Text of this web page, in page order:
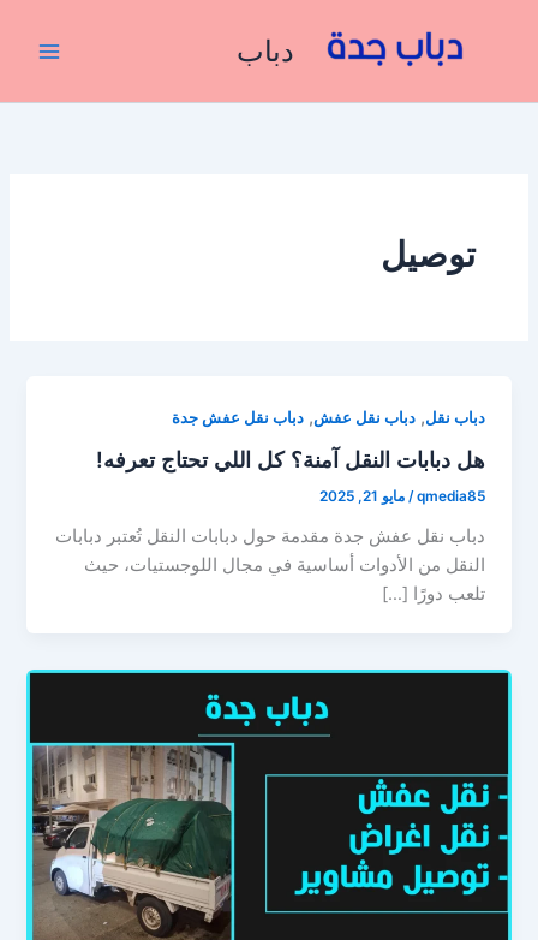
دباب
توصيل
دباب نقل,دباب نقل عفش,دباب نقل عفش جدة
هل دبابات النقل آمنة؟ كل اللي تحتاج تعرفه!
qmedia85
/مايو 21, 2025
دباب نقل عفش جدة مقدمة حول دبابات النقل تُعتبر دبابات
النقل من الأدوات أساسية في مجال اللوجستيات، حيث
تلعب دورًا […]